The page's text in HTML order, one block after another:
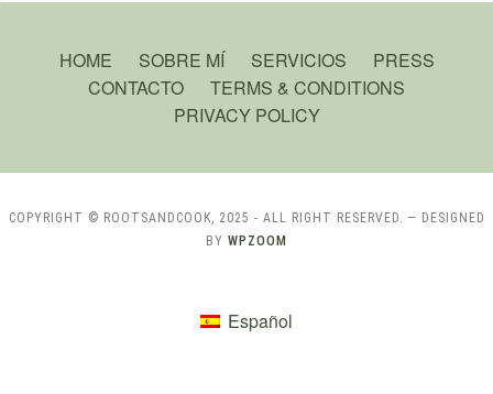
HOME SOBRE MÍ SERVICIOS
PRESS
CONTACTO
TERMS & CONDITIONS
PRIVACY POLICY
COPYRIGHT © ROOTSANDCOOK, 2025 - ALL RIGHT RESERVED. — DESIGNED
BY WPZOOM
Español